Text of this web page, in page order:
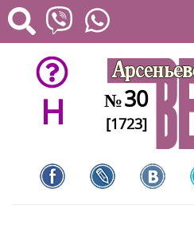
H №30
[1723]